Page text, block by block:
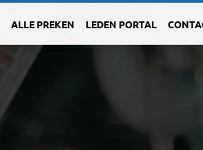
ALLE PREKEN LEDEN PORTAL